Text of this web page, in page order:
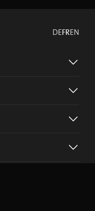
DEFREN